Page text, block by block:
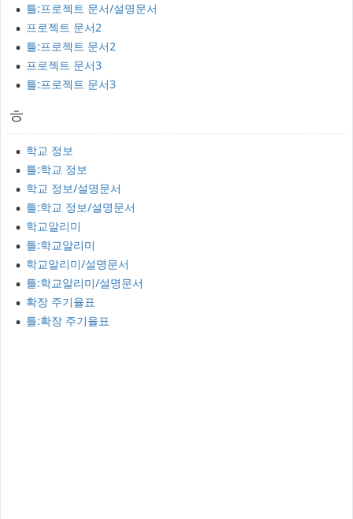
틀:프로젝트 문서/설명문서
프로젝트 문서2
틀:프로젝트 문서2
프로젝트 문서3
틀:프로젝트 문서3
ㅎ
학교 정보
틀:학교 정보
학교 정보/설명문서
틀:학교 정보/설명문서
학교알리미
틀:학교알리미
학교알리미/설명문서
틀:학교알리미/설명문서
확장 주기율표
틀:확장 주기율표